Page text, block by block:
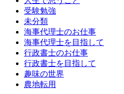
受験勉強
未分類
海事代理士のお仕事
海事代理士を目指して
行政書士のお仕事
行政書士を目指して
趣味の世界
農地転用